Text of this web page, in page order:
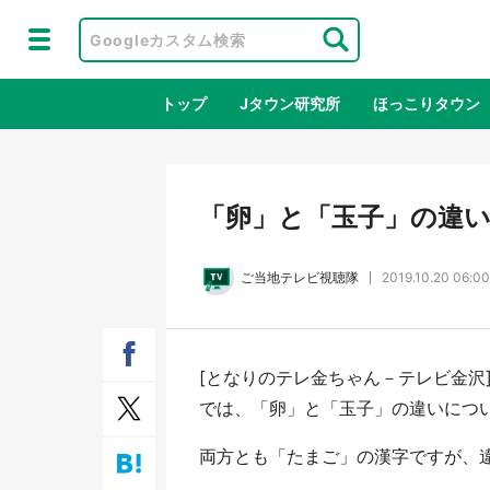
トップ Jタウン研究所 ほっこりタウン
地域×二次
だった鬼太郎グッズ買える 銀座・博
服
「卵」と「玉子」の違
ご当地テレビ視聴隊 2019.10.20 06:00
[となりのテレ金ちゃん－テレビ金
では、「卵」と「玉子」の違いにつ
両方とも「たまご」の漢字ですが、